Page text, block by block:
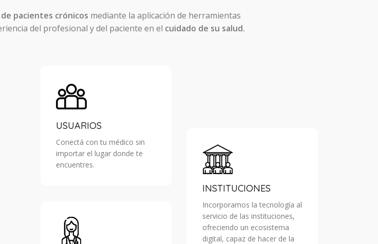
pacientes crónicos mediante la aplicación de herramientas
del profesional y del paciente en el cuidado de su salud.
USUARIOS
Conectá con tu médico sin
importar el lugar donde te
encuentres.
INSTITUCIONES
Incorporamos la tecnología al
servicio de las instituciones,
ofreciendo un ecosistema
digital, capaz de hacer de la